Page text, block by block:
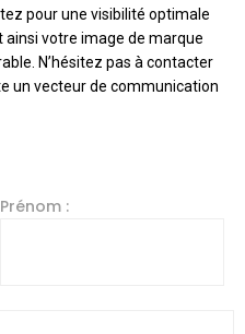
pour une visibilité optimale
votre image de marque
N’hésitez pas à contacter
un vecteur de communication
Prénom :